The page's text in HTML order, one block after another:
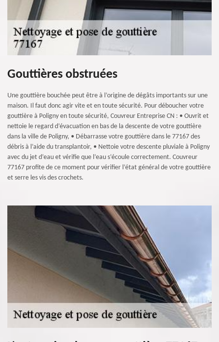
Gouttières obstruées
Une gouttière bouchée peut être à l’origine de dégâts importants sur une
maison. Il faut donc agir vite et en toute sécurité. Pour déboucher votre
gouttière à Poligny en toute sécurité, Couvreur Entreprise CN : • Ouvrit et
nettoie le regard d’évacuation en bas de la descente de votre gouttière
dans la ville de Poligny, • Débarrasse votre gouttière dans le 77167 des
débris à l’aide du transplantoir, • Nettoie votre descente pluviale à Poligny
avec du jet d’eau et vérifie que l’eau s’écoule correctement. Couvreur
77167 profite de ce moment pour vérifier l’état général de votre gouttière
et serre les vis des crochets.